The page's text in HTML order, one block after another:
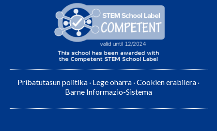
Pribatutasun politika · Lege oharra ·Cookien erabilera ·
Barne Informazio-Sistema